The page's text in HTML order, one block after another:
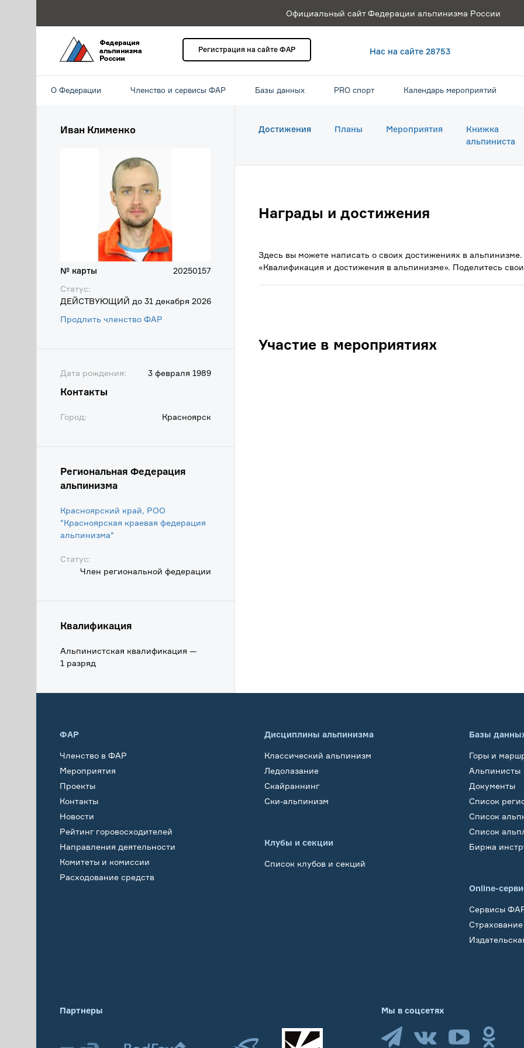
Официальный сайт Федерации альпинизма России
Регистрация на сайте ФАР Нас на сайте 28753
О Федерации Членство и сервисы ФАР Базы данных PRO спорт Календарь мероприятий
Иван Клименко
№ карты
20250157
Статус:
ДЕЙСТВУЮЩИЙ до 31 декабря 2026
Продлить членство ФАР
Дата рождения: 3 февраля 1989
Контакты
Город: Красноярск
Региональная Федерация
альпинизма
Красноярский край, РОО
"Красноярская краевая федерация
альпинизма"
Статус:
Член региональной федерации
Квалификация
Альпинистская квалификация —
1 разряд
Достижения Планы Мероприятия
Книжка
альпиниста
Награды и достижения
Здесь вы можете написать о своих достижениях в
«Квалификация и достижения в альпинизме». Поделитесь
Участие в мероприятиях
ФАР
Членство в ФАР
Мероприятия
Проекты
Контакты
Новости
Рейтинг горовосходителей
Направления деятельности
Комитеты и комиссии
Расходование средств
Дисциплины альпинизма
Классический альпинизм
Ледолазание
Скайраннинг
Ски-альпинизм
Клубы и секции
Список клубов и секций
Базы
Горы и
Альпинисты
Документы
Список
Список
Список
Биржа
Online-
Сервисы
Страхование
Партнеры Мы в соцсетях